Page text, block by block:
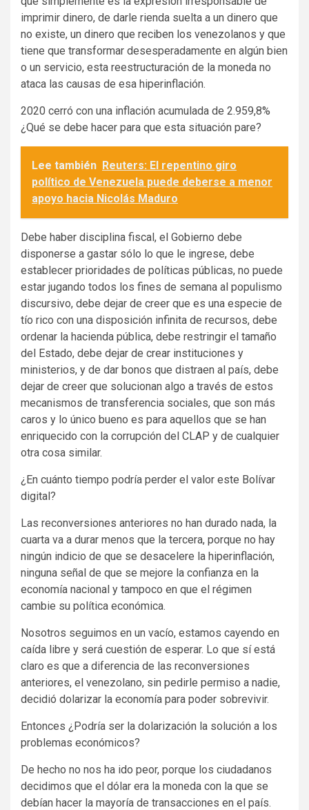
imprimir dinero, de darle rienda suelta a un dinero que
no existe, un dinero que reciben los venezolanos y que
tiene que transformar desesperadamente en algún bien
o un servicio, esta reestructuración de la moneda no
ataca las causas de esa hiperinflación.
2020 cerró con una inflación acumulada de 2.959,8%
¿Qué se debe hacer para que esta situación pare?
Lee también Reuters: El repentino giro
político de Venezuela puede deberse a menor
apoyo hacia Nicolás Maduro
Debe haber disciplina fiscal, el Gobierno debe
disponerse a gastar sólo lo que le ingrese, debe
establecer prioridades de políticas públicas, no puede
estar jugando todos los fines de semana al populismo
discursivo, debe dejar de creer que es una especie de
tío rico con una disposición infinita de recursos, debe
ordenar la hacienda pública, debe restringir el tamaño
del Estado, debe dejar de crear instituciones y
ministerios, y de dar bonos que distraen al país, debe
dejar de creer que solucionan algo a través de estos
mecanismos de transferencia sociales, que son más
caros y lo único bueno es para aquellos que se han
enriquecido con la corrupción del CLAP y de cualquier
otra cosa similar.
¿En cuánto tiempo podría perder el valor este Bolívar
digital?
Las reconversiones anteriores no han durado nada, la
cuarta va a durar menos que la tercera, porque no hay
ningún indicio de que se desacelere la hiperinflación,
ninguna señal de que se mejore la confianza en la
economía nacional y tampoco en que el régimen
cambie su política económica.
Nosotros seguimos en un vacío, estamos cayendo en
caída libre y será cuestión de esperar. Lo que sí está
claro es que a diferencia de las reconversiones
anteriores, el venezolano, sin pedirle permiso a nadie,
decidió dolarizar la economía para poder sobrevivir.
Entonces ¿Podría ser la dolarización la solución a los
problemas económicos?
De hecho no nos ha ido peor, porque los ciudadanos
decidimos que el dólar era la moneda con la que se
debían hacer la mayoría de transacciones en el país.